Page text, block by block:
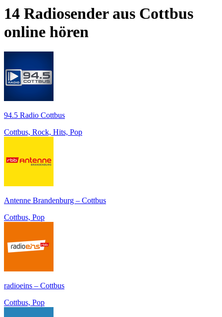
14 Radiosender aus Cottbus
online hören
94.5 Radio Cottbus
Cottbus, Rock, Hits, Pop
Antenne Brandenburg – Cottbus
Cottbus, Pop
radioeins – Cottbus
Cottbus, Pop